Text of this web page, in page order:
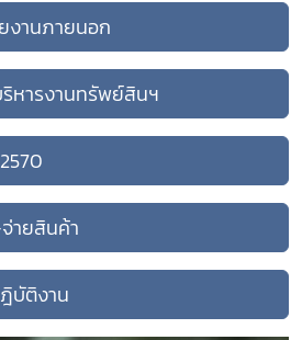
งานภายนอก
หารงานทรัพย์สินฯ
ายสินค้า
บัติงาน